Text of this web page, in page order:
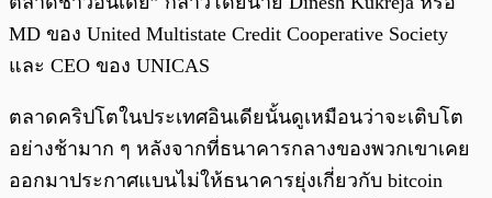
MD ของ United Multistate Credit Cooperative Society
และ CEO ของ UNICAS
ตลาดคริปโตในประเทศอินเดียนั้นดูเหมือนว่าจะเติบโต
อย่างช้ามาก ๆ หลังจากที่ธนาคารกลางของพวกเขาเคย
ออกมาประกาศแบนไม่ให้ธนาคารยุ่งเกี่ยวกับ bitcoin